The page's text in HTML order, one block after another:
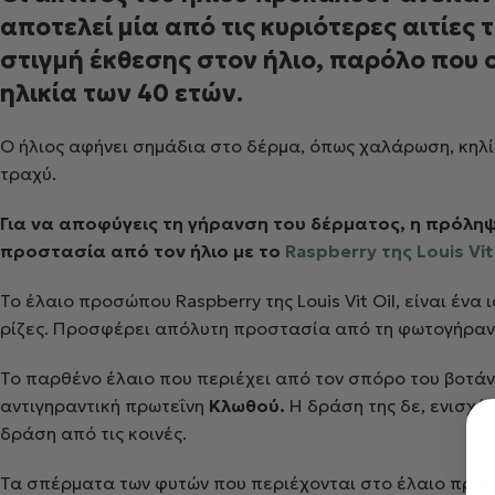
αποτελεί μία από τις κυριότερες
στιγμή έκθεσης στον ήλιο, παρόλο που
ηλικία των 40 ετών.
Ο ήλιος αφήνει σημάδια στο δέρμα, όπως χαλάρωση,
τραχύ.
Για να αποφύγεις τη γήρανση του δέρματος, η
προστασία από τον ήλιο με το Raspberry της Louis
Το έλαιο προσώπου Raspberry της Louis Vit Oil, είναι ένα
ρίζες. Προσφέρει απόλυτη προστασία από τη
Το παρθένο έλαιο που περιέχει από τον σπόρο του
αντιγηραντική πρωτεΐνη Κλωθού. Η δράση της δε,
δράση από τις κοινές.
Τα σπέρματα των φυτών που περιέχονται στο έλαιο